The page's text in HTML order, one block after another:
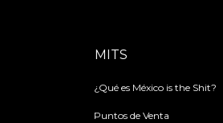
MITS
¿Qué es México is the Shit?
Puntos de Venta